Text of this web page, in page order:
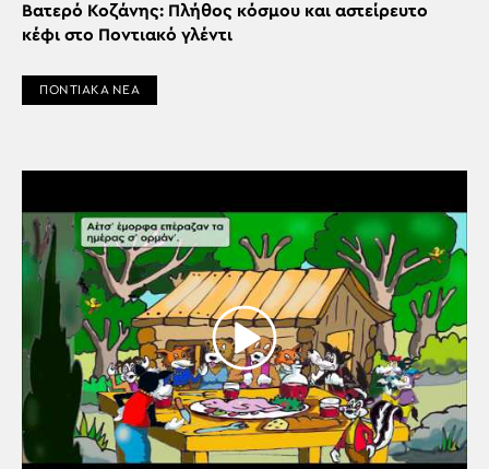
Βατερό Κοζάνης: Πλήθος κόσμου και αστείρευτο
κέφι στο Ποντιακό γλέντι
ΠΟΝΤΙΑΚΑ ΝΕΑ